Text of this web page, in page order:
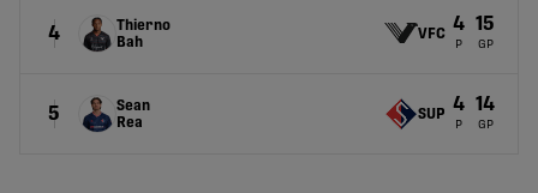
4
Thierno
Bah
VFC 4
P
15
GP
5
Sean
Rea
SUP 4
P
14
GP